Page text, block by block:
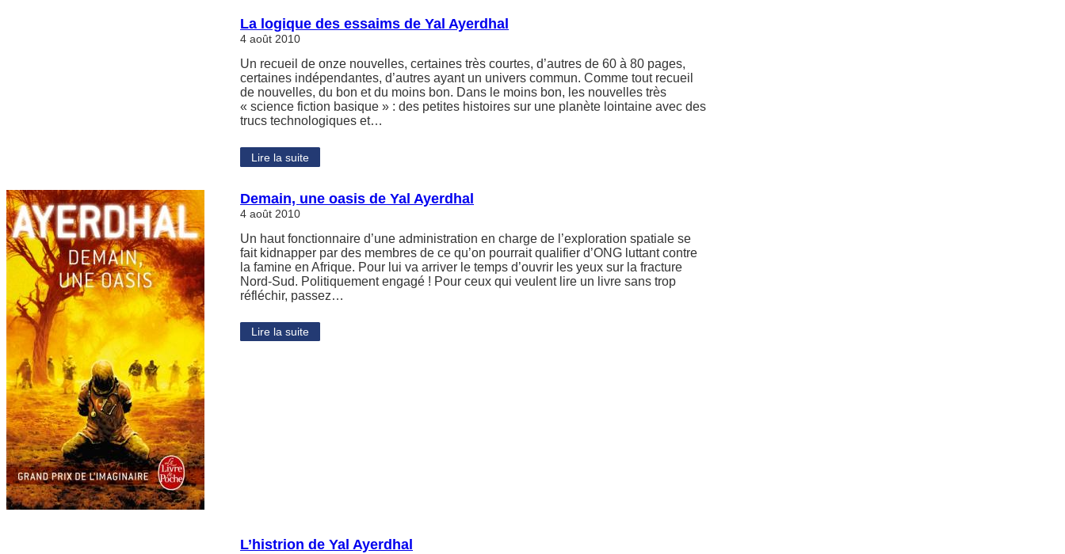
La logique des essaims de Yal Ayerdhal
4 août 2010
Un recueil de onze nouvelles, certaines très courtes, d’autres de 60 à 80 pages,
certaines indépendantes, d’autres ayant un univers commun. Comme tout recueil
de nouvelles, du bon et du moins bon. Dans le moins bon, les nouvelles très
« science fiction basique » : des petites histoires sur une planète lointaine avec des
trucs technologiques et…
Lire la suite
Demain, une oasis de Yal Ayerdhal
4 août 2010
Un haut fonctionnaire d’une administration en charge de l’exploration spatiale se
fait kidnapper par des membres de ce qu’on pourrait qualifier d’ONG luttant contre
la famine en Afrique. Pour lui va arriver le temps d’ouvrir les yeux sur la fracture
Nord-Sud. Politiquement engagé ! Pour ceux qui veulent lire un livre sans trop
réfléchir, passez…
Lire la suite
L’histrion de Yal Ayerdhal